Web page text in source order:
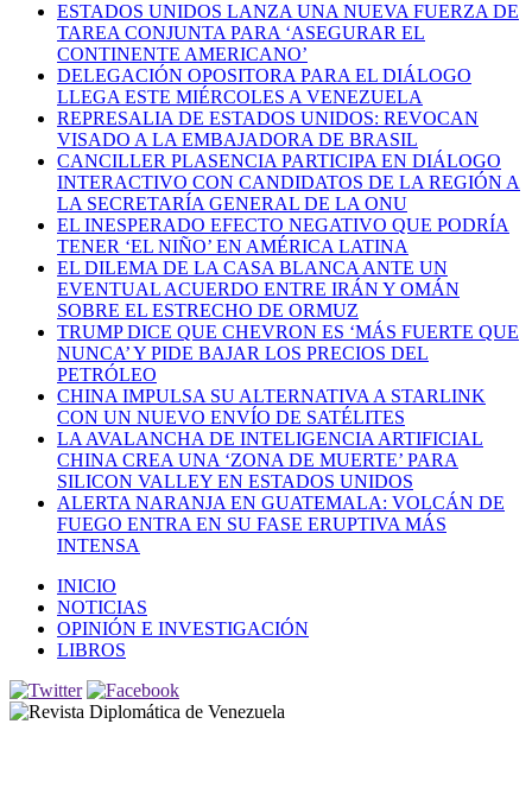
ESTADOS UNIDOS LANZA UNA NUEVA FUERZA DE
TAREA CONJUNTA PARA ‘ASEGURAR EL
CONTINENTE AMERICANO’
DELEGACIÓN OPOSITORA PARA EL DIÁLOGO
LLEGA ESTE MIÉRCOLES A VENEZUELA
REPRESALIA DE ESTADOS UNIDOS: REVOCAN
VISADO A LA EMBAJADORA DE BRASIL
CANCILLER PLASENCIA PARTICIPA EN DIÁLOGO
INTERACTIVO CON CANDIDATOS DE LA REGIÓN A
LA SECRETARÍA GENERAL DE LA ONU
EL INESPERADO EFECTO NEGATIVO QUE PODRÍA
TENER ‘EL NIÑO’ EN AMÉRICA LATINA
EL DILEMA DE LA CASA BLANCA ANTE UN
EVENTUAL ACUERDO ENTRE IRÁN Y OMÁN
SOBRE EL ESTRECHO DE ORMUZ
TRUMP DICE QUE CHEVRON ES ‘MÁS FUERTE QUE
NUNCA’ Y PIDE BAJAR LOS PRECIOS DEL
PETRÓLEO
CHINA IMPULSA SU ALTERNATIVA A STARLINK
CON UN NUEVO ENVÍO DE SATÉLITES
LA AVALANCHA DE INTELIGENCIA ARTIFICIAL
CHINA CREA UNA ‘ZONA DE MUERTE’ PARA
SILICON VALLEY EN ESTADOS UNIDOS
ALERTA NARANJA EN GUATEMALA: VOLCÁN DE
FUEGO ENTRA EN SU FASE ERUPTIVA MÁS
INTENSA
INICIO
NOTICIAS
OPINIÓN E INVESTIGACIÓN
LIBROS